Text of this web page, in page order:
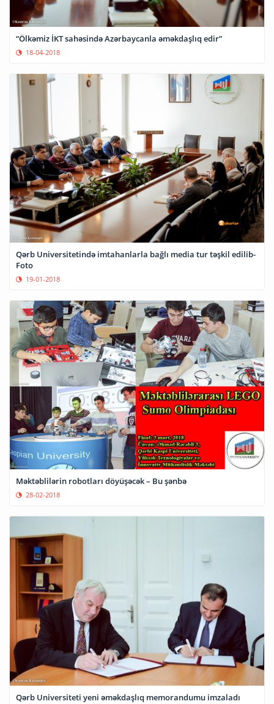
“Ölkəmiz İKT sahəsində Azərbaycanla əməkdaşlıq edir”
18-04-2018
Qərb Universitetində imtahanlarla bağlı media tur təşkil edilib-
Foto
19-01-2018
Məktəblilərin robotları döyüşəcək – Bu şənbə
28-02-2018
Qərb Universiteti yeni əməkdaşlıq memorandumu imzaladı